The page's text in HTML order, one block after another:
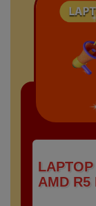
AMD R5
128GB